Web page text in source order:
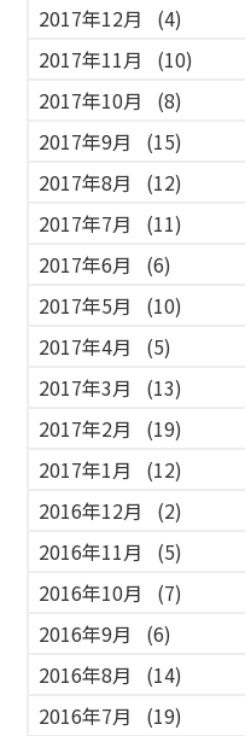
2017年12月
(4)
2017年11月
(10)
2017年10月
(8)
2017年9月
(15)
2017年8月
(12)
2017年7月
(11)
2017年6月
(6)
2017年5月
(10)
2017年4月
(5)
2017年3月
(13)
2017年2月
(19)
2017年1月
(12)
2016年12月
(2)
2016年11月
(5)
2016年10月
(7)
2016年9月
(6)
2016年8月
(14)
2016年7月
(19)